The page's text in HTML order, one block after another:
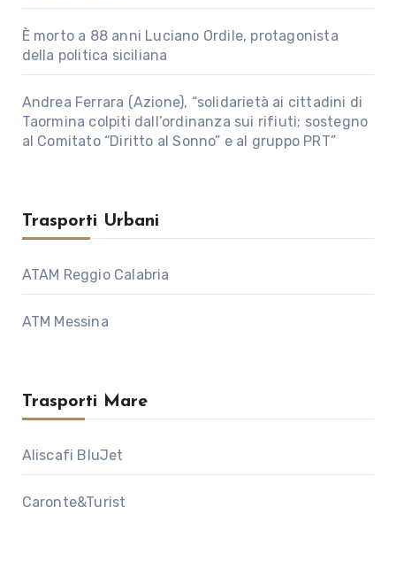
È morto a 88 anni Luciano Ordile, protagonista
della politica siciliana
Andrea Ferrara (Azione), “solidarietà ai cittadini di
Taormina colpiti dall’ordinanza sui rifiuti; sostegno
al Comitato “Diritto al Sonno” e al gruppo PRT”
Trasporti Urbani
ATAM Reggio Calabria
ATM Messina
Trasporti Mare
Aliscafi BluJet
Caronte&Turist